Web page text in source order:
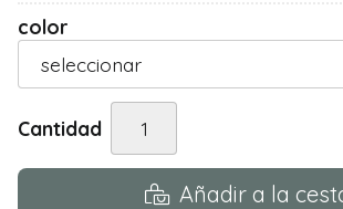
color
Cantidad
Añadir a la